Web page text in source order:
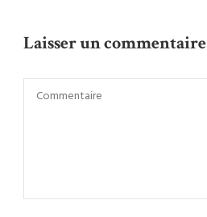
Laisser un commentaire